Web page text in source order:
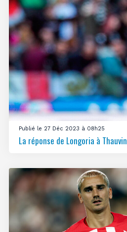
Publié le 27 Déc 2023 à 08h25
La réponse de Longoria à Thauvin